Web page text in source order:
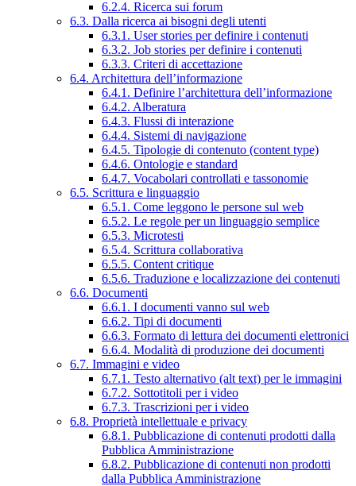
6.2.4. Ricerca sui forum
6.3. Dalla ricerca ai bisogni degli utenti
6.3.1. User stories per definire i contenuti
6.3.2. Job stories per definire i contenuti
6.3.3. Criteri di accettazione
6.4. Architettura dell’informazione
6.4.1. Definire l’architettura dell’informazione
6.4.2. Alberatura
6.4.3. Flussi di interazione
6.4.4. Sistemi di navigazione
6.4.5. Tipologie di contenuto (content type)
6.4.6. Ontologie e standard
6.4.7. Vocabolari controllati e tassonomie
6.5. Scrittura e linguaggio
6.5.1. Come leggono le persone sul web
6.5.2. Le regole per un linguaggio semplice
6.5.3. Microtesti
6.5.4. Scrittura collaborativa
6.5.5. Content critique
6.5.6. Traduzione e localizzazione dei contenuti
6.6. Documenti
6.6.1. I documenti vanno sul web
6.6.2. Tipi di documenti
6.6.3. Formato di lettura dei documenti elettronici
6.6.4. Modalità di produzione dei documenti
6.7. Immagini e video
6.7.1. Testo alternativo (alt text) per le immagini
6.7.2. Sottotitoli per i video
6.7.3. Trascrizioni per i video
6.8. Proprietà intellettuale e privacy
6.8.1. Pubblicazione di contenuti prodotti dalla
Pubblica Amministrazione
6.8.2. Pubblicazione di contenuti non prodotti
dalla Pubblica Amministrazione